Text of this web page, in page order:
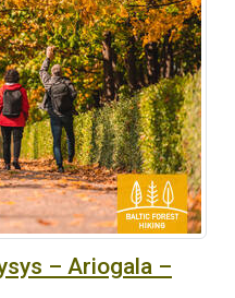
– Ariogala –